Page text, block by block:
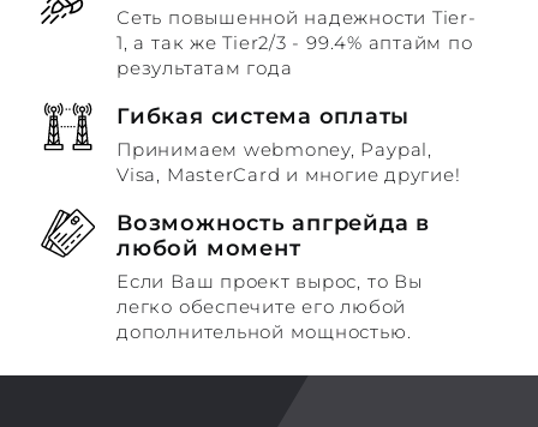
Сеть повышенной надежности Tier-
1, а так же Tier2/3 - 99.4% аптайм по
результатам года
Гибкая система оплаты
Принимаем webmoney, Paypal,
Visa, MasterCard и многие другие!
Возможность апгрейда в
любой момент
Если Ваш проект вырос, то Вы
легко обеспечите его любой
дополнительной мощностью.